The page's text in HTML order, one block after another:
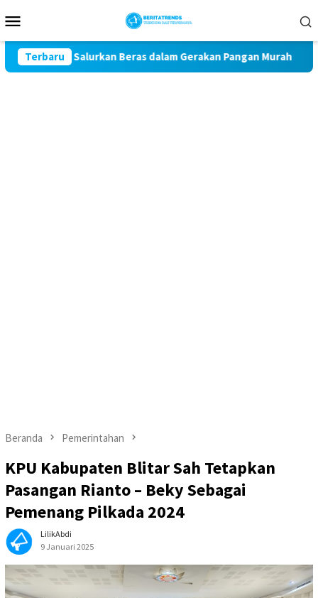
ke
Mobile
Terbaru
Kota Salurkan Beras dalam Gerakan Pangan Murah
Beranda Pemerintahan
KPU Kabupaten Blitar Sah Tetapkan
Pasangan Rianto – Beky Sebagai
Pemenang Pilkada 2024
LilikAbdi
9 Januari 2025